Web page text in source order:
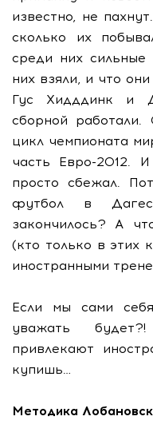
известно, не
сколько их
среди них
них взяли, и что
Гус Хидддинк и
сборной работали.
цикл чемпионата
часть Евро-2012.
просто сбежал.
футбол в
закончилось? А
(кто только в этих
иностранными
Если мы сами
уважать
привлекают
купишь…
Методика